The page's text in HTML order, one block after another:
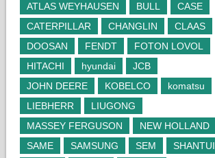
ATLAS WEYHAUSEN BULL
CASE
CATERPILLAR
CHANGLIN
CLAAS
DOOSAN
FENDT
FOTON LOVOL
HITACHI
hyundai
JCB
JOHN DEERE
KOBELCO
komatsu
LIEBHERR
LIUGONG
MASSEY FERGUSON
NEW HOLLAND
SAME
SAMSUNG SEM
SHANTUI